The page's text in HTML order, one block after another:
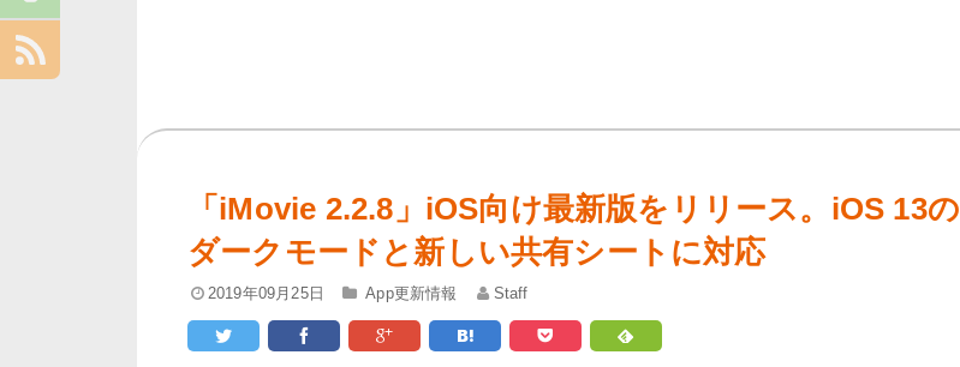
「iMovie 2.2.8」iOS向け最新版をリリース。iOS 13の
ダークモードと新しい共有シートに対応
2019年09月25日 App更新情報 Staff